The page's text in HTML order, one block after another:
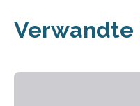
Verwandte